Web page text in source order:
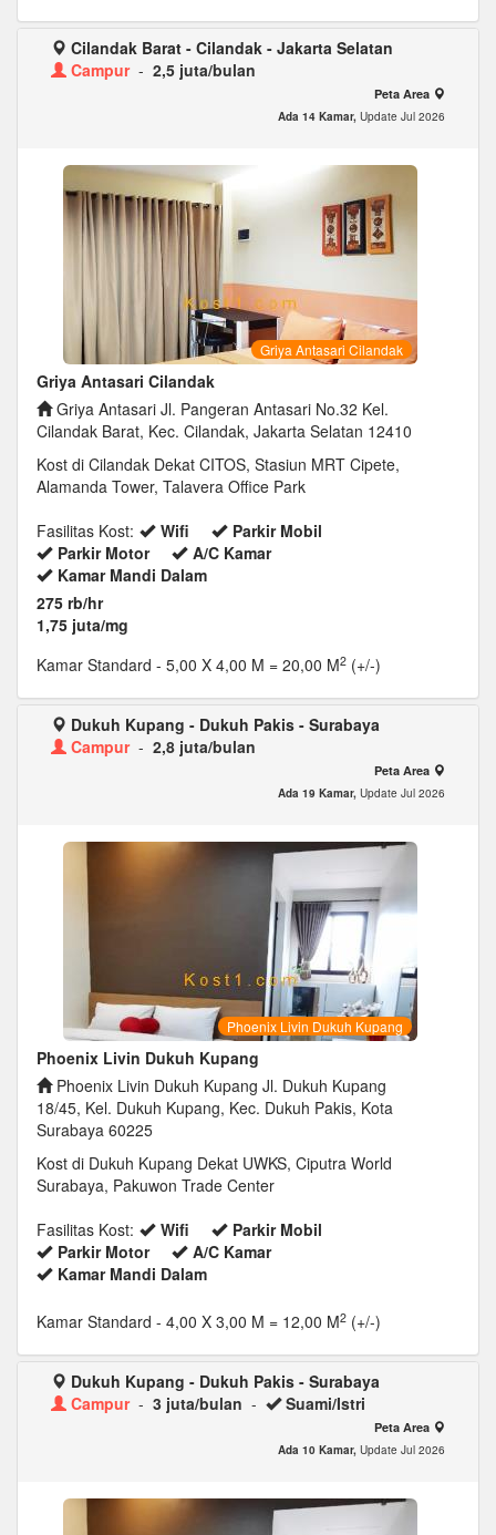
Cilandak Barat - Cilandak - Jakarta Selatan
Campur- 2,5 juta/bulan
Peta Area
Ada 14 Kamar, Update Jul 2026
Griya Antasari Cilandak
Griya Antasari Cilandak
Griya Antasari Jl. Pangeran Antasari No.32 Kel.
Cilandak Barat, Kec. Cilandak, Jakarta Selatan 12410
Kost di Cilandak Dekat CITOS, Stasiun MRT Cipete,
Alamanda Tower, Talavera Office Park
Fasilitas Kost:
Wifi
Parkir Mobil
Parkir Motor
A/C Kamar
Kamar Mandi Dalam
275 rb/hr
1,75 juta/mg
Kamar Standard - 5,00 X 4,00 M = 20,00 M2 (+/-)
Dukuh Kupang - Dukuh Pakis - Surabaya
Campur- 2,8 juta/bulan
Peta Area
Ada 19 Kamar, Update Jul 2026
Phoenix Livin Dukuh Kupang
Phoenix Livin Dukuh Kupang
Phoenix Livin Dukuh Kupang Jl. Dukuh Kupang
18/45, Kel. Dukuh Kupang, Kec. Dukuh Pakis, Kota
Surabaya 60225
Kost di Dukuh Kupang Dekat UWKS, Ciputra World
Surabaya, Pakuwon Trade Center
Fasilitas Kost:
Wifi
Parkir Mobil
Parkir Motor
A/C Kamar
Kamar Mandi Dalam
Kamar Standard - 4,00 X 3,00 M = 12,00 M2 (+/-)
Dukuh Kupang - Dukuh Pakis - Surabaya
Campur- 3 juta/bulan - Suami/Istri
Peta Area
Ada 10 Kamar, Update Jul 2026